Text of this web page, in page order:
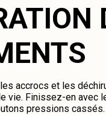
accrocs et les
vie. Finissez-en avec
pressions cassés.